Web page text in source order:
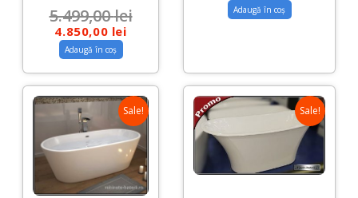
5.499,00lei
4.850,00 lei
Adaugă în coș
Adaugă în coș
Sale! Sale!